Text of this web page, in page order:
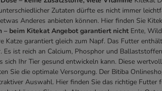
Zutaten dürfte es nicht immer
Anderes anbieten können. Hier finden Sie
– beim Kitekat Angebot garantiert nichtEnte, Wild
Katze garantiert gleich zum Napf. Das Futter
Es ist reich an Calcium, Phosphor und
sich Ihr Tier gesund entwickeln kann. Diese
Sie die optimale Versorgung. Der Bitiba
Auswahl. Hier finden Sie das richtige Futter